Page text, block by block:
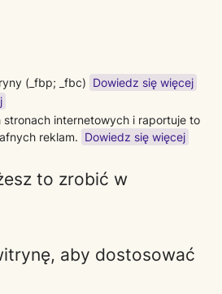
(_fbp; _fbc) Dowiedz się więcej
internetowych i raportuje to
reklam. Dowiedz się więcej
to zrobić w
aby dostosować